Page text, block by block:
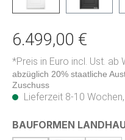
6.499,00 €
*Preis in Euro incl. Ust. ab
abzüglich 20% staatliche
Zuschuss
Lieferzeit 8-10
BAUFORMEN